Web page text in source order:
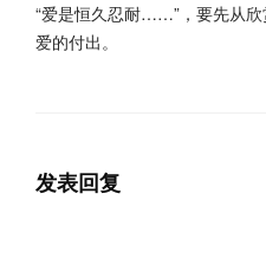
“爱是恒久忍耐……”，要先从欣
爱的付出。
发表回复